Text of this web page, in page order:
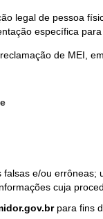
legal de pessoa
específica
de MEI,
falsas e/ou
cuja
para fins